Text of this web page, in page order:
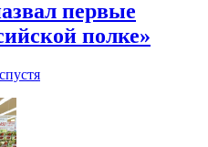
первые
полке»